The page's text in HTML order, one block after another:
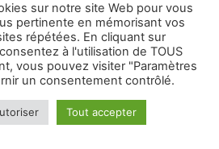
|Photographe boudoir et
Montréal Lille Avignon
et famille Montréal|
Montréal|Mentions
légales
sur notre site Web pour vous
pertinente en mémorisant vos
répétées. En cliquant sur
à l'utilisation de TOUS
vous pouvez visiter "Paramètres
un consentement contrôlé.
Tout accepter